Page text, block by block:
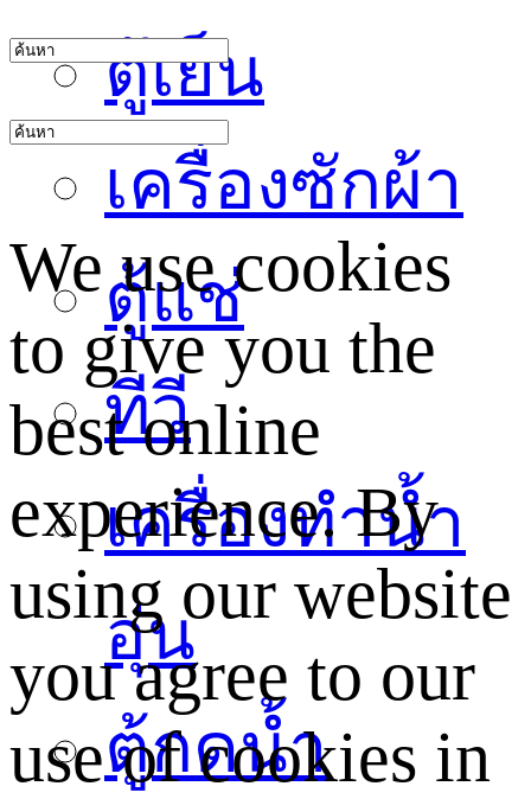
ตู้เย็น
เครื่องซักผ้า
ตู้แช่
ทีวี
เครื่องทำน้ำ
อุ่น
ตู้กดน้ำ
We use cookies
to give you the
best online
experience. By
using our website
you agree to our
use of cookies in